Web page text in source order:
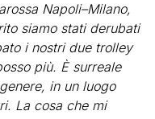
Napoli–Milano,
siamo stati derubati
i nostri due trolley
più. È surreale
in un luogo
La cosa che mi